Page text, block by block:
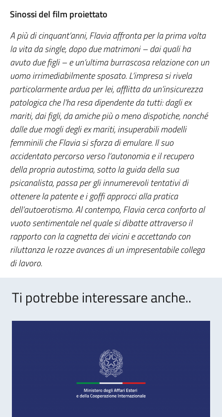
Sinossi del film proiettato
A più di cinquant’anni, Flavia affronta per la prima volta
la vita da single, dopo due matrimoni – dai quali ha
avuto due figli – e un’ultima burrascosa relazione con un
uomo irrimediabilmente sposato. L’impresa si rivela
particolarmente ardua per lei, afflitta da un’insicurezza
patologica che l’ha resa dipendente da tutti: dagli ex
mariti, dai figli, da amiche più o meno dispotiche, nonché
dalle due mogli degli ex mariti, insuperabili modelli
femminili che Flavia si sforza di emulare. Il suo
accidentato percorso verso l’autonomia e il recupero
della propria autostima, sotto la guida della sua
psicanalista, passa per gli innumerevoli tentativi di
ottenere la patente e i goffi approcci alla pratica
dell’autoerotismo. Al contempo, Flavia cerca conforto al
vuoto sentimentale nel quale si dibatte attraverso il
rapporto con la cagnetta dei vicini e accettando con
riluttanza le rozze avances di un impresentabile collega
di lavoro.
Ti potrebbe interessare anche..